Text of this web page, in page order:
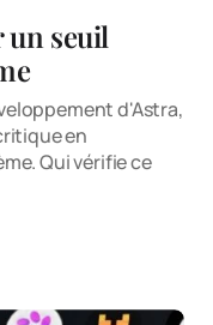
un seuil
d'Astra,
en
Qui vérifie ce